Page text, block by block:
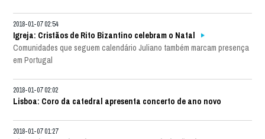
2018-01-07 02:54
Igreja: Cristãos de Rito Bizantino celebram o Natal
Comunidades que seguem calendário Juliano também marcam presença
em Portugal
2018-01-07 02:02
Lisboa: Coro da catedral apresenta concerto de ano novo
2018-01-07 01:27